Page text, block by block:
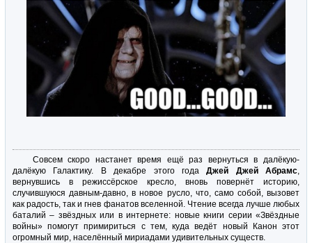
Совсем скоро настанет время ещё раз вернуться в далёкую-
далёкую Галактику. В декабре этого годаДжей Джей Абрамс
вернувшись в режиссёрское кресло, вновь повернёт историю,
случившуюся давным-давно, в новое русло, что, само собой, вызовет
как радость, так и гнев фанатов вселенной. Чтение всегда лучше любых
баталий – звёздных или в интернете: новые книги серии «Звёздные
войны» помогут примириться с тем, куда ведёт новый Канон этот
огромный мир, населённый мириадами удивительных существ.